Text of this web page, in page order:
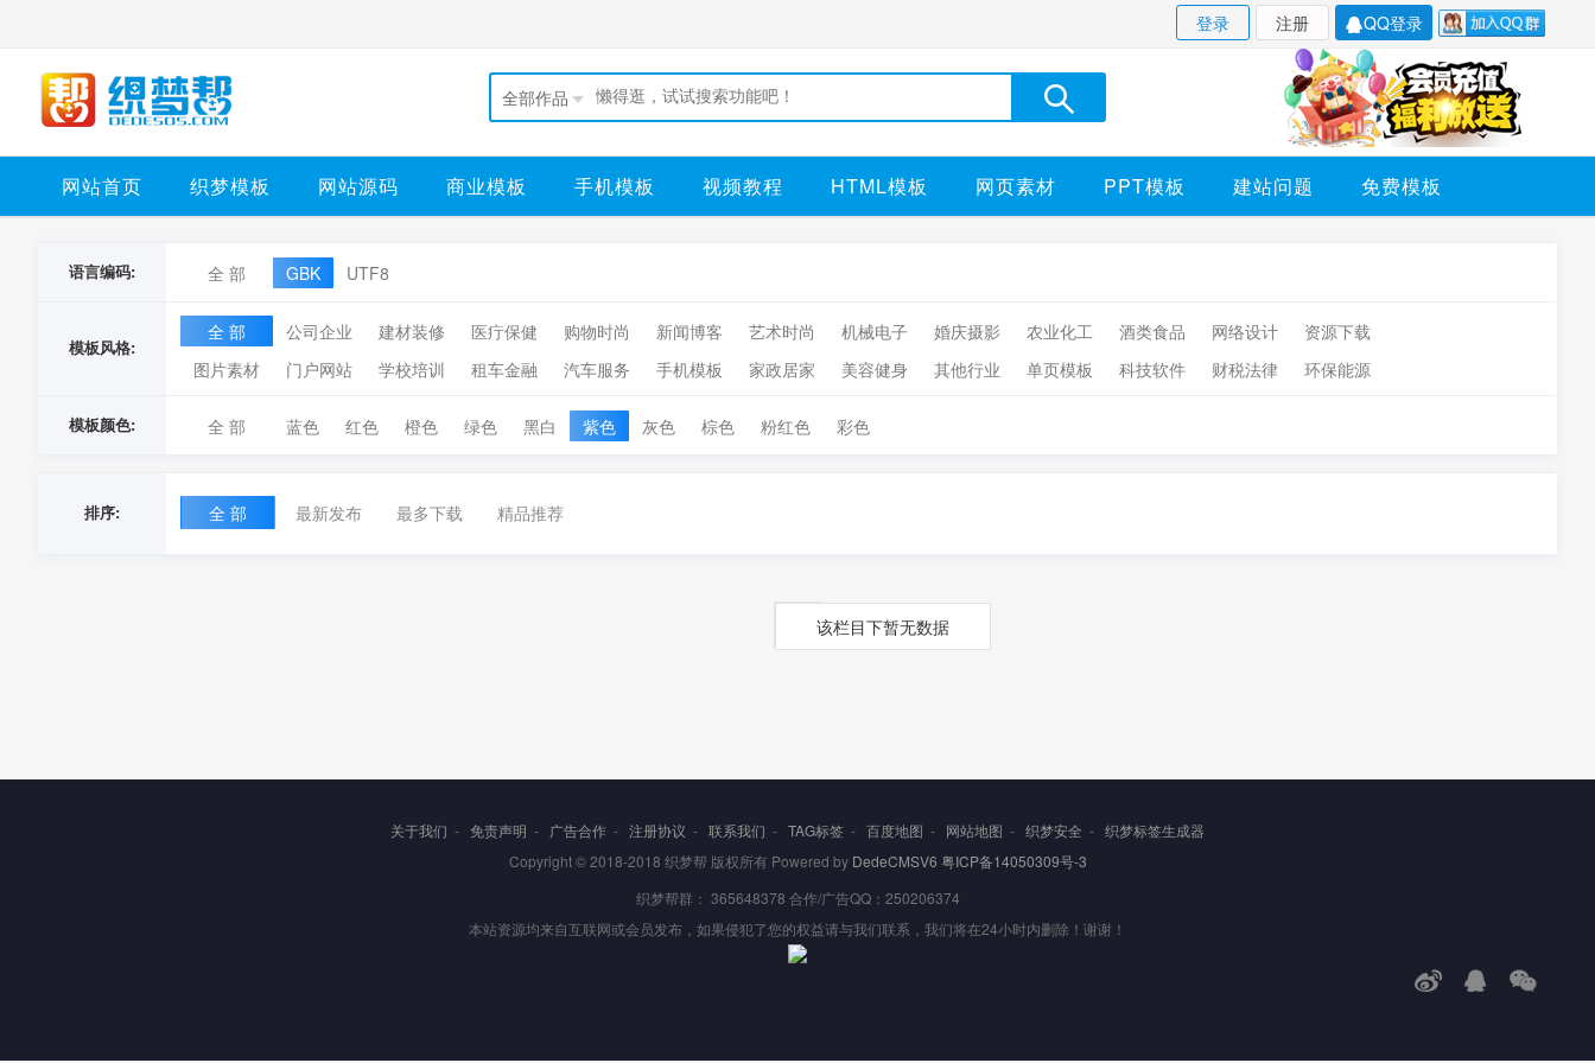
登录 注册 QQ登录
全部作品
网站首页 织梦模板 网站源码 商业模板 手机模板 视频教程 HTML模板 网页素材 PPT模板 建站问题 免费模板
语言编码: 全 部 GBK UTF8
模板风格:
全 部 公司企业 建材装修 医疔保健 购物时尚 新闻博客 艺术时尚 机械电子 婚庆摄影 农业化工 酒类食品 网络设计
资源下载
图片素材
门户网站 学校培训 租车金融 汽车服务 手机模板 家政居家 美容健身 其他行业 单页模板 科技软件 财税法律 环保能源
模板颜色: 全 部 蓝色 红色 橙色 绿色 黑白 紫色 灰色 棕色 粉红色 彩色
排序: 全 部 最新发布 最多下载 精品推荐
该栏目下暂无数据
关于我们 - 免责声明 - 广告合作 - 注册协议 - 联系我们 - TAG标签 - 百度地图 - 网站地图 - 织梦安全 - 织梦标签生成器
Copyright © 2018-2018 织梦帮 版权所有 Powered by DedeCMSV6 粤ICP备14050309号-3
织梦帮群： 365648378 合作/广告QQ：250206374
本站资源均来自互联网或会员发布，如果侵犯了您的权益请与我们联系，我们将在24小时内删除！谢谢！